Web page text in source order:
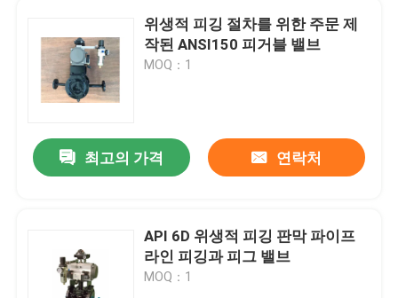
품질 관리
뉴스
인용문을 요구하세요
위생적 피깅 절차를 위한 주문 제
작된 ANSI150 피거블 밸브
MOQ：1
최고의 가격 연락처
API 6D 위생적 피깅 판막 파이프
라인 피깅과 피그 밸브
MOQ：1